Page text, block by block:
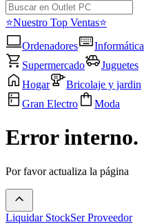
⭐Nuestro Top Ventas⭐
Ordenadores
Informática
Supermercado
Juguetes
Hogar
Bricolaje y jardin
Gran Electro
Moda
Error interno.
Por favor actualiza la página
Liquidar StockSer Proveedor